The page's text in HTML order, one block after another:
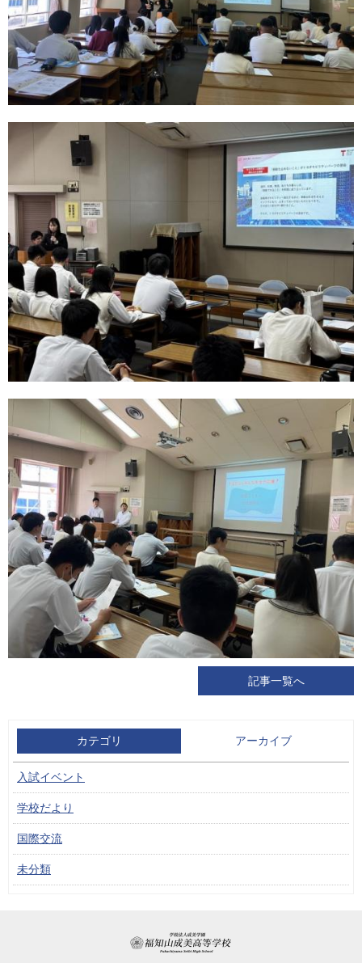
記事一覧へ
カテゴリ アーカイブ
入試イベント
学校だより
国際交流
未分類